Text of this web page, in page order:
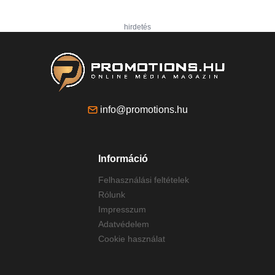
hirdetés
info@promotions.hu
Információ
Felhasználási feltételek
Rólunk
Impresszum
Adatvédelem
Cookie használat